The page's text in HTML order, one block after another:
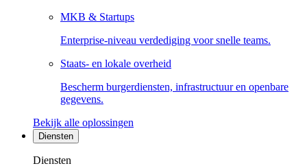
MKB & Startups
Enterprise-niveau verdediging voor snelle teams.
Staats- en lokale overheid
Bescherm burgerdiensten, infrastructuur en openbare
gegevens.
Bekijk alle oplossingen
Diensten
Diensten